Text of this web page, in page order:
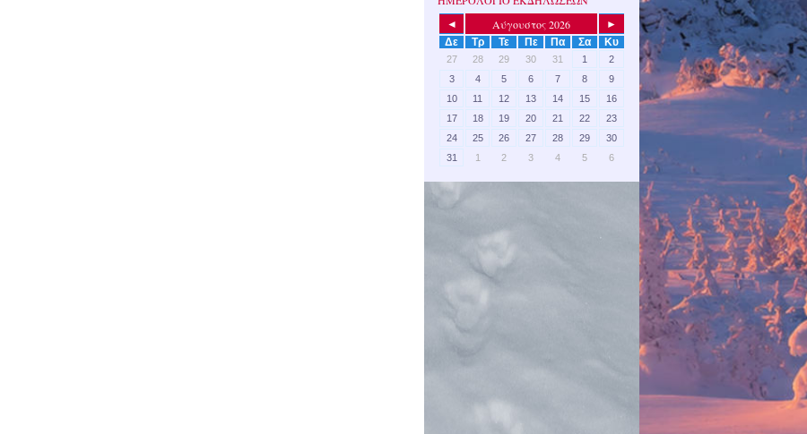
◄ Αύγουστος 2026
►
Δε
Τρ Τε Πε Πα Σα Κυ
27 28 29 30 31 1
2
3
4 5 6 7 8
9
10
11 12 13 14 15
16
17
18 19 20 21 22
23
24
25 26 27 28 29
30
31
1 2 3 4 5 6